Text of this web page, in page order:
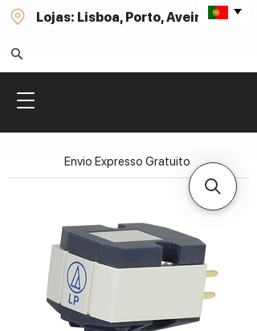
Lojas: Lisboa, Porto, Aveiro
Envio Expresso Gratuito